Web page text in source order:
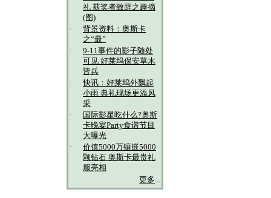
礼 获奖者致辞之趣摘
(图)
·
背景资料：奥斯卡
之“最”
·
9-11事件的影子随处
可见 好莱坞保安草木
皆兵
·
快讯：好莱坞外飘起
小雨 典礼现场更添风
采
·
国际影星吃什么?奥斯
卡晚宴Party食谱节目
大曝光
·
价值5000万镶嵌5000
颗钻石 奥斯卡最贵礼
服亮相
更多...